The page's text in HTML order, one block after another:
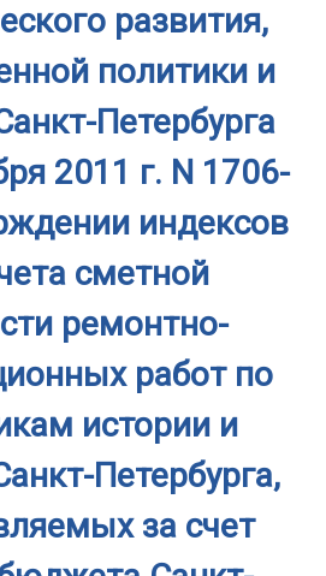
развития,
политики и
Петербурга
2011 г. N 1706-
индексов
сметной
ремонтно-
работ по
истории и
Петербурга,
за счет